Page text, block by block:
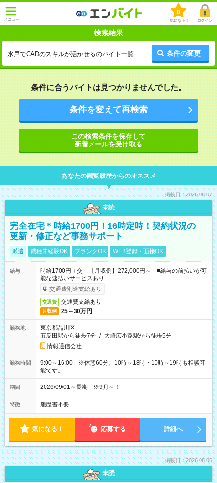
メニュー
0
気になる！ ログイン
検索結果
水戸でCADのスキルが活かせるのバイト一覧 条件の変更
条件に合うバイトは見つかりませんでした。
条件を変えて再検索
この検索条件を保存して
新着メールを受け取る
あなたの閲覧履歴からのオススメ
掲載日：2026.08.07
未読
完全在宅＊時給1700円！16時定時！契約状況の
更新・修正など事務サポート
派遣 職種未経験OK ブランクOK WEB登録・面接OK
給与
時給1700円＋交 【月収例】272,000円～ ■給与の前払いが可
能な速払いサービスあり
交通費別途支給あり
交通費 交通費支給あり
月収例 25～30万円
勤務地
東京都品川区
五反田駅から徒歩7分 / 大崎広小路駅から徒歩5分
情報通信会社
勤務時間
9:00～16:00 ※休憩60分。10時～18時・10時～19時も相談可
能です。
期間 2026/09/01～長期 ※9月～！
特徴 履歴書不要
気になる！ 応募する 詳細へ
掲載日：2026.08.06
未読